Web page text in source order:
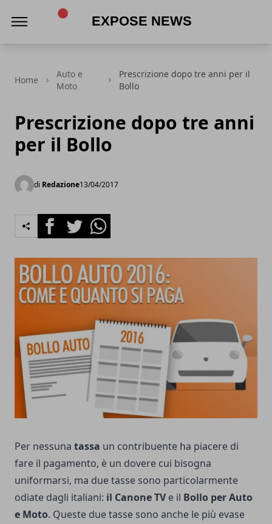
Home
Auto e
Moto
Prescrizione dopo tre anni per il
Bollo
Prescrizione dopo tre anni
per il Bollo
di Redazione13/04/2017
FacebookTwitterWhatsapp
Per nessuna tassa un contribuente ha piacere di
fare il pagamento, è un dovere cui bisogna
uniformarsi, ma due tasse sono particolarmente
odiate dagli italiani: il Canone TVe il Bollo per Auto
e Moto. Queste due tasse sono anche le più evase